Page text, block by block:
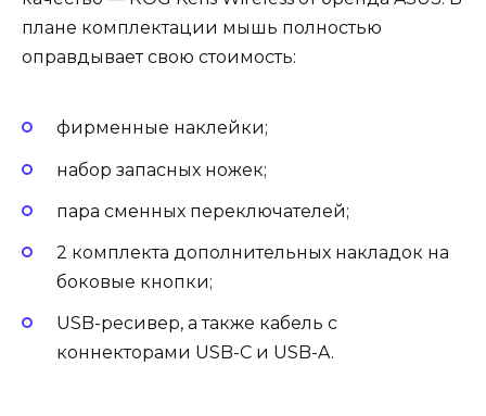
плане комплектации мышь полностью
оправдывает свою стоимость:
фирменные наклейки;
набор запасных ножек;
пара сменных переключателей;
2 комплекта дополнительных накладок на
боковые кнопки;
USB-ресивер, а также кабель с
коннекторами USB-C и USB-A.